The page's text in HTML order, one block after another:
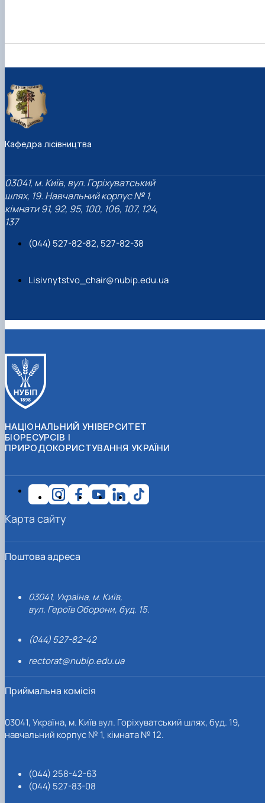
Кафедра лісівництва
03041, м. Київ, вул. Горіхуватський
шлях, 19. Навчальний корпус № 1,
кімнати 91, 92, 95, 100, 106, 107, 124,
137
(044) 527-82-82, 527-82-38
Lisivnytstvo_chair@nubip.edu.ua
НАЦІОНАЛЬНИЙ УНІВЕРСИТЕТ
БІОРЕСУРСІВ І
ПРИРОДОКОРИСТУВАННЯ УКРАЇНИ
Поштова адреса
03041, Україна, м. Київ,
вул. Героїв Оборони, буд. 15.
(044) 527-82-42
rectorat@nubip.edu.ua
Приймальна комісія
03041, Україна, м. Київ вул. Горіхуватський шлях, буд. 19,
навчальний корпус № 1, кімната № 12.
(044) 258-42-63
(044) 527-83-08
Карта сайту